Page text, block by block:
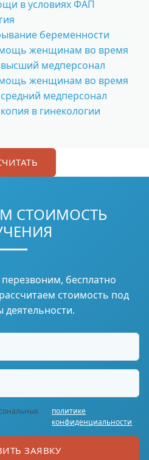
в условиях ФАП
беременности
женщинам во время
медперсонал
женщинам во время
медперсонал
в гинекологии
СТОИМОСТЬ
бесплатно
стоимость под
политике
конфиденциальности
ЗАЯВКУ